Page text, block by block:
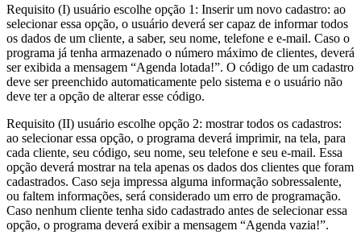
Requisito (I) usuário escolhe opção 1: Inserir um novo cadastro: ao
selecionar essa opção, o usuário deverá ser capaz de informar todos
os dados de um cliente, a saber, seu nome, telefone e e-mail. Caso o
programa já tenha armazenado o número máximo de clientes, deverá
ser exibida a mensagem “Agenda lotada!”. O código de um cadastro
deve ser preenchido automaticamente pelo sistema e o usuário não
deve ter a opção de alterar esse código.
Requisito (II) usuário escolhe opção 2: mostrar todos os cadastros:
ao selecionar essa opção, o programa deverá imprimir, na tela, para
cada cliente, seu código, seu nome, seu telefone e seu e-mail. Essa
opção deverá mostrar na tela apenas os dados dos clientes que foram
cadastrados. Caso seja impressa alguma informação sobressalente,
ou faltem informações, será considerado um erro de programação.
Caso nenhum cliente tenha sido cadastrado antes de selecionar essa
opção, o programa deverá exibir a mensagem “Agenda vazia!”.